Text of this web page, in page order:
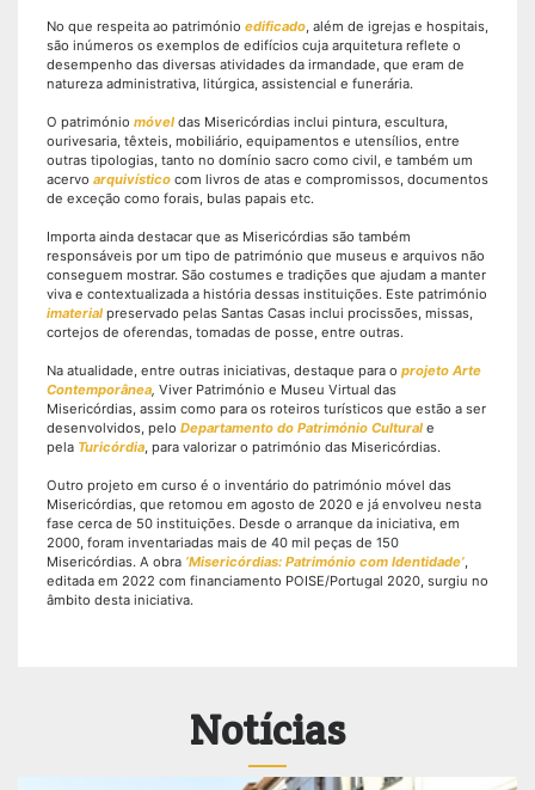
No que respeita ao património edificado , além de igrejas e hospitais,
são inúmeros os exemplos de edifícios cuja arquitetura reflete o
desempenho das diversas atividades da irmandade, que eram de
natureza administrativa, litúrgica, assistencial e funerária.
O património móvel das Misericórdias inclui pintura, escultura,
ourivesaria, têxteis, mobiliário, equipamentos e utensílios, entre
outras tipologias, tanto no domínio sacro como civil, e também um
acervo arquivístico com livros de atas e compromissos, documentos
de exceção como forais, bulas papais etc.
Importa ainda destacar que as Misericórdias são também
responsáveis por um tipo de património que museus e arquivos não
conseguem mostrar. São costumes e tradições que ajudam a manter
viva e contextualizada a história dessas instituições. Este património
imaterial preservado pelas Santas Casas inclui procissões, missas,
cortejos de oferendas, tomadas de posse, entre outras.
Na atualidade, entre outras iniciativas, destaque para o projeto Arte
Contemporânea Viver Património e Museu Virtual das
Misericórdias, assim como para os roteiros turísticos que estão a ser
desenvolvidos, pelo Departamento do Património Cultural e
pela Turicórdia , para valorizar o património das Misericórdias.
Outro projeto em curso é o inventário do património móvel das
Misericórdias, que retomou em agosto de 2020 e já envolveu nesta
fase cerca de 50 instituições. Desde o arranque da iniciativa, em
2000, foram inventariadas mais de 40 mil peças de 150
Misericórdias. A obra ‘Misericórdias: Património com Identidade’
editada em 2022 com financiamento POISE/Portugal 2020, surgiu no
âmbito desta iniciativa.
Notícias